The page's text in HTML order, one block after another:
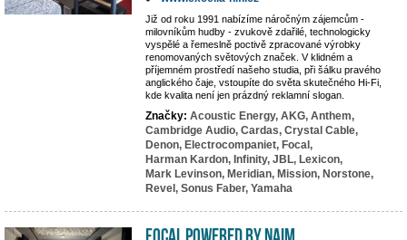
Již od roku 1991 nabízíme náročným zájemcům -
milovníkům hudby - zvukově zdařilé, technologicky
vyspělé a řemeslně poctivě zpracované výrobky
renomovaných světových značek. V klidném a
příjemném prostředí našeho studia, při šálku pravého
anglického čaje, vstoupíte do světa skutečného Hi-Fi,
kde kvalita není jen prázdný reklamní slogan.
Značky: Acoustic Energy, AKG, Anthem,
Cambridge Audio, Cardas, Crystal Cable,
Denon, Electrocompaniet, Focal,
Harman Kardon, Infinity, JBL, Lexicon,
Mark Levinson, Meridian, Mission, Norstone,
Revel, Sonus Faber, Yamaha
Focal powered by Naim